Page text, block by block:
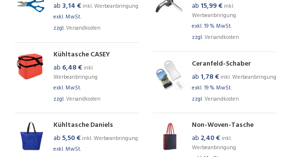
ab 3,14 € inkl. Werbeanbringung
exkl. MwSt.
zzgl.Versandkosten
Kühltasche CASEY
ab 6,48€ inkl.
Werbeanbringung
exkl. MwSt.
zzgl.Versandkosten
Kühltasche Daniels
ab5,50€ inkl. Werbeanbringung
exkl. MwSt.
ab 15,99€ inkl.
Werbeanbringung
exkl. 19 % MwSt.
zzgl.Versandkosten
Ceranfeld-Schaber
ab 1,78€ inkl. Werbeanbringung
exkl. 19 % MwSt.
zzgl.Versandkosten
Non-Woven-Tasche
ab 2,40€ inkl.
Werbeanbringung